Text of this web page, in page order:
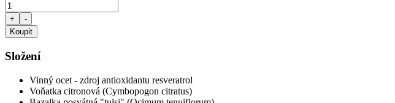
+
-
Koupit
Složení
Vinný ocet - zdroj antioxidantu resveratrol
Voňatka citronová (Cymbopogon citratus)